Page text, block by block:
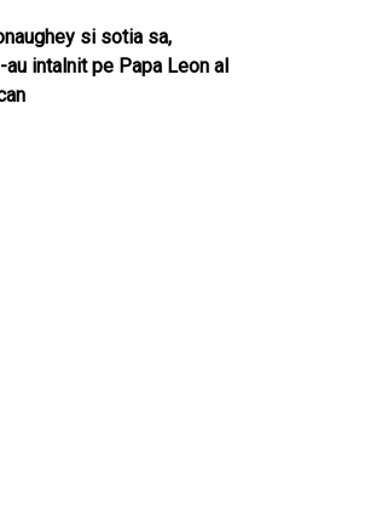
si sotia sa,
au intalnit pe Papa Leon al